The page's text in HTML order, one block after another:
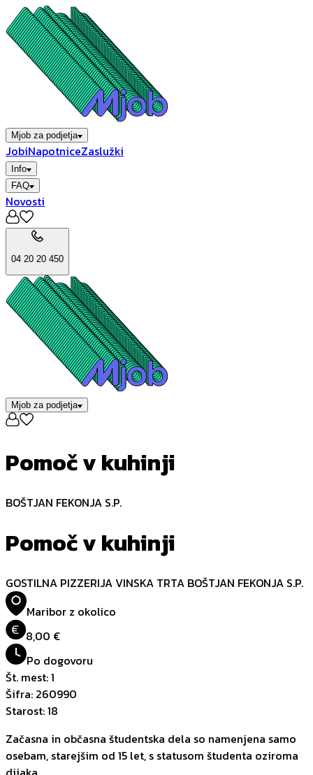
Mjob za podjetja
JobiNapotniceZaslužki
Info
FAQ
Novosti
04 20 20 450
Mjob za podjetja
Pomoč v kuhinji
BOŠTJAN FEKONJA S.P.
Pomoč v kuhinji
GOSTILNA PIZZERIJA VINSKA TRTA BOŠTJAN FEKONJA S.P.
Maribor z okolico
€ 8,00 €
Po dogovoru
Št. mest:1
Šifra: 260990
Starost:18
Začasna in občasna študentska dela so namenjena samo
osebam, starejšim od 15 let, s statusom študenta oziroma